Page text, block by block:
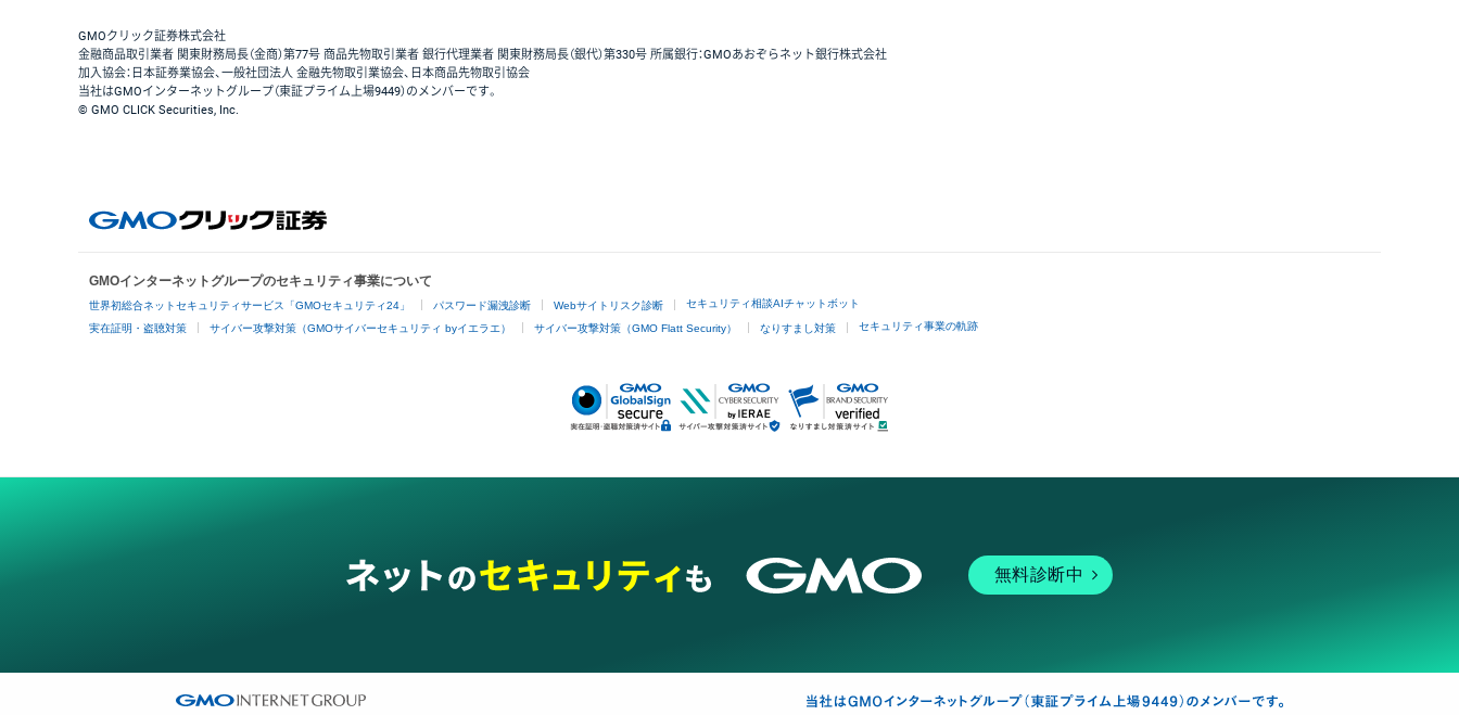
GMOクリック証券株式会社
金融商品取引業者 関東財務局長（金商）第77号 商品先物取引業者 銀行代理業者 関東財務局長（銀代）第330号 所属銀行：GMOあおぞらネット銀行株式会社
加入協会：日本証券業協会、一般社団法人 金融先物取引業協会、日本商品先物取引協会
当社はGMOインターネットグループ（東証プライム上場9449）のメンバーです。
© GMO CLICK Securities, Inc.
GMOインターネットグループのセキュリティ事業について
世界初総合ネットセキュリティサービス「GMOセキュリティ24」 パスワード漏洩診断 Webサイトリスク診断 セキュリティ相談AIチャットボット
実在証明・盗聴対策 サイバー攻撃対策（GMOサイバーセキュリティ byイエラエ） サイバー攻撃対策（GMO Flatt Security） なりすまし対策 セキュリティ事業の軌跡
無料診断中